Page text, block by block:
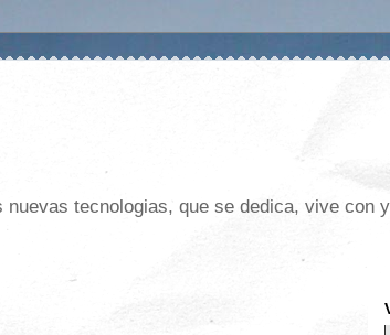
nuevas tecnologias, que se dedica, vive con